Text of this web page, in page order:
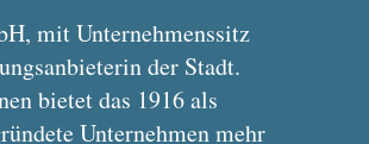
mit Unternehmenssitz
der Stadt.
bietet das 1916 als
Unternehmen mehr